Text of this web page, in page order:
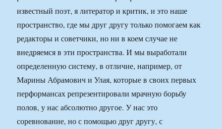
известный поэт, я литератор и критик, и это наше
пространство, где мы друг другу только помогаем как
редакторы и советчики, но ни в коем случае не
внедряемся в эти пространства. И мы выработали
определенную систему, в отличие, например, от
Марины Абрамович и Улая, которые в своих первых
перформансах репрезентировали мрачную борьбу
полов, у нас абсолютно другое. У нас это
соревнование, но с помощью друг другу, с